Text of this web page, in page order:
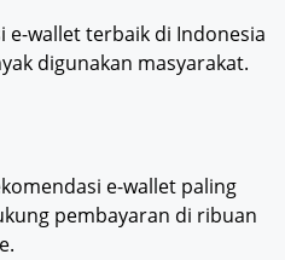
wallet terbaik di Indonesia
digunakan masyarakat.
e-wallet paling
pembayaran di ribuan